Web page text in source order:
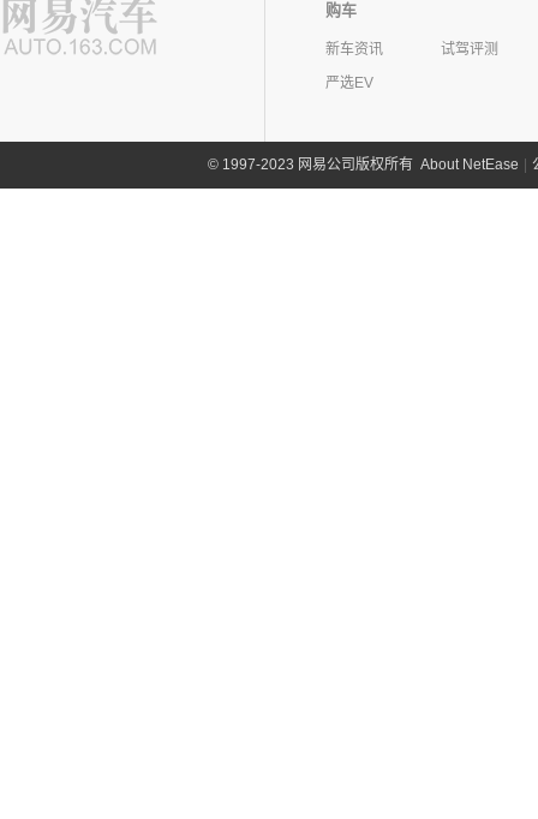
购车
新车资讯
试驾评测
严选EV
©1997-2023 网易公司版权所有 About NetEase